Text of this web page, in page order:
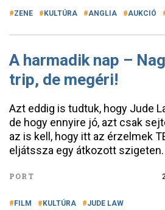
ZENE KULTÚRA ANGLIA AUKCIÓ
A harmadik nap –
trip, de megéri!
Azt eddig is tudtuk, hogy Jude
de hogy ennyire jó, azt csak
az is kell, hogy itt az érzelmek
eljátssza egy átkozott szigeten.
PORT
FILM KULTÚRA JUDE LAW